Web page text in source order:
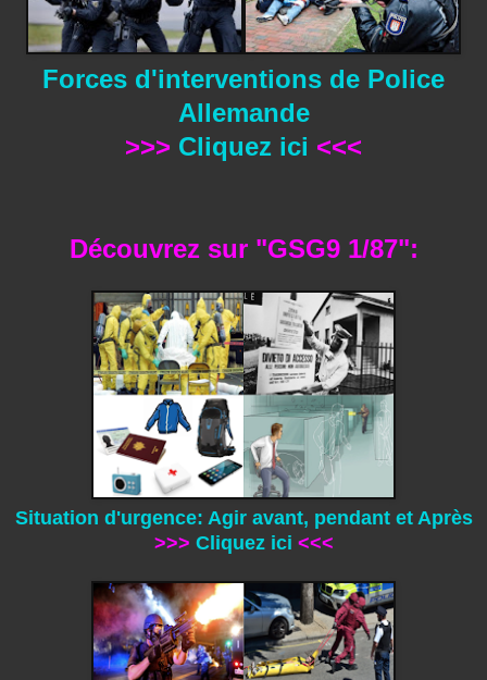
Forces d'interventions de Police
Allemande
>>> Cliquez ici <<<
Découvrez sur "GSG9 1/87":
Situation d'urgence: Agir avant, pendant et Après
>>> Cliquez ici <<<